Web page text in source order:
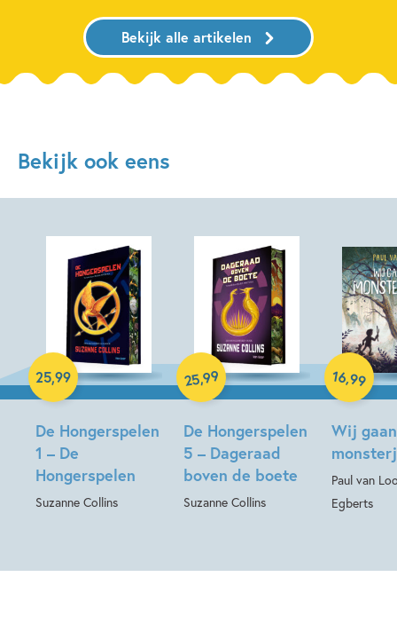
Bekijk alle artikelen
Bekijk ook eens
De Hongerspelen
1 – De
Hongerspelen
Suzanne Collins
25,99
Hardcover
De Hongerspelen
5 – Dageraad
boven de boete
Suzanne Collins
25,99
Hardcover
Wij
Paul van
Egberts
16,99
Hardcover